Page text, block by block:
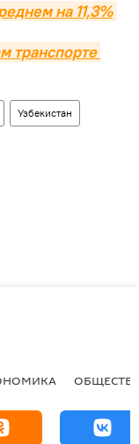
на 11,3%
транспорте
Узбекистан